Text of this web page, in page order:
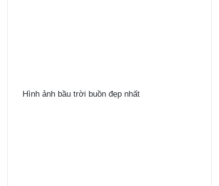
Hình ảnh bầu trời buồn đẹp nhất